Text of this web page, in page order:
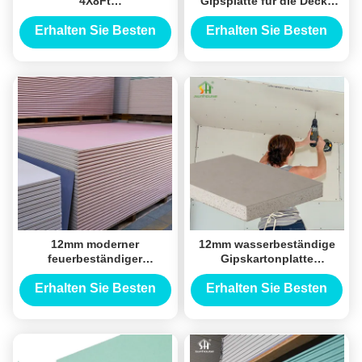
Standardwasserdichtes
Gipsbrett für
Erhalten Sie Besten
Trockenwand Trennwand
gemeinsame Oberfläche
Papierblech Gipsplatte für
Erhalten Sie Besten
12mm moderner
feuerbeständiger
Gipskarton-rote Farbe für
Trockenmauer-Decke
Erhalten Sie Besten
12mm wasserbeständige
Gipskartonplatte
1220x2440mm für
Innenwände
Erhalten Sie Besten